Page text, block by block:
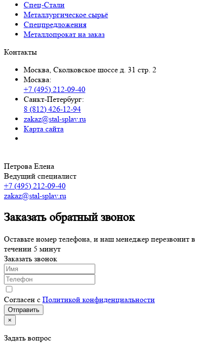
Спец-Стали
Металлургическое сырьё
Спецпредложения
Металлопрокат на заказ
Контакты
Москва, Сколковское шоссе д. 31 стр. 2
Москва:
+7 (495) 212-09-40
Санкт-Петербург:
8 (812) 426-12-94
zakaz@stal-splav.ru
Карта сайта
Петрова Елена
Ведущий специалист
+7 (495) 212-09-40
zakaz@stal-splav.ru
Заказать обратный звонок
Оставьте номер телефона, и наш менеджер перезвонит в
течении 5 минут
Заказать звонок
Согласен с Политикой конфиденциальности
×
Задать вопрос